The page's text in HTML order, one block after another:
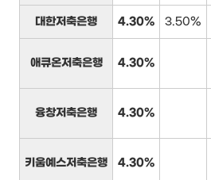
대한저축은행 4.30% 3.50%
애큐온저축은행 4.30%
융창저축은행 4.30%
키움예스저축은행 4.30%